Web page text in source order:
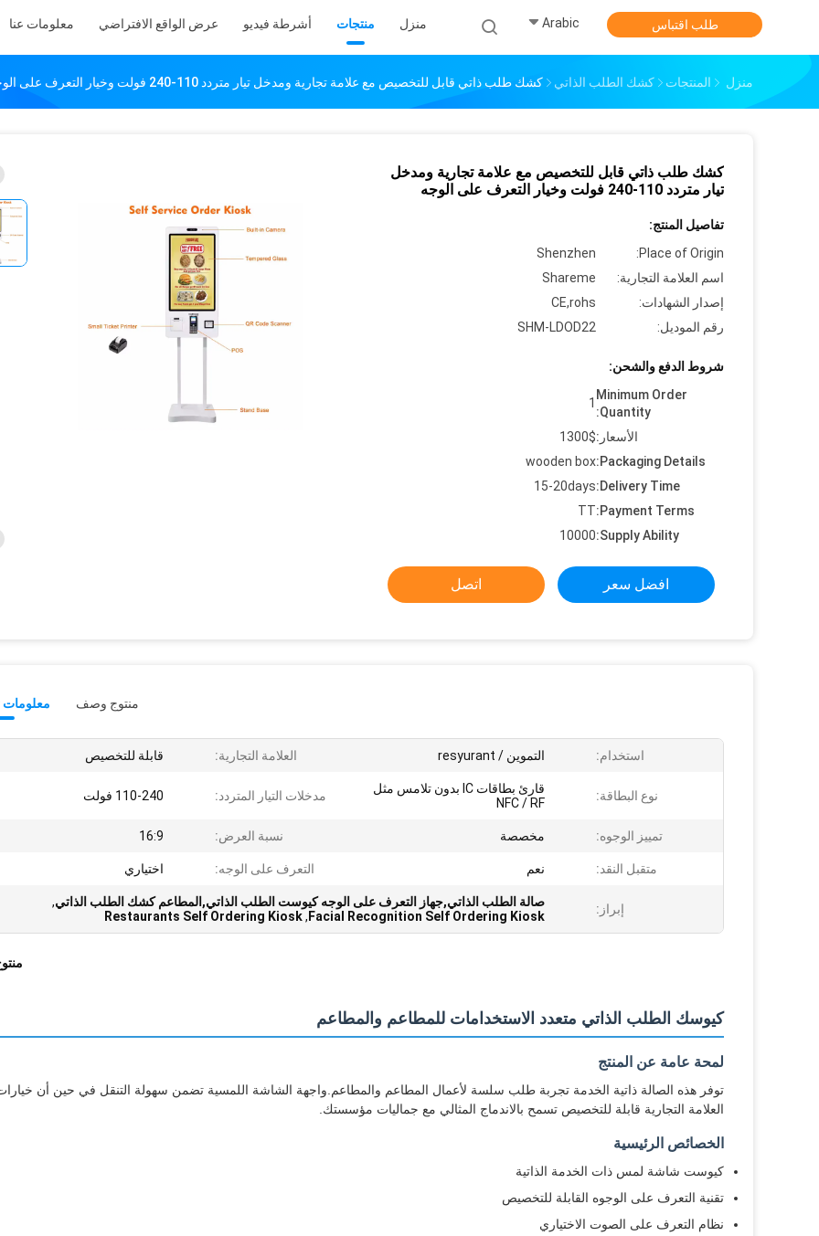
منزل منتجات أشرطة فيديو عرض الواقع الافتراضي معلومات عنا Arabic طلب اقتباس
منزل المنتجات كشك الطلب الذاتي كشك طلب ذاتي قابل للتخصيص مع علامة تجارية ومدخل تيار متردد 110-240 فولت وخيار التعرف على الوجه
كشك طلب ذاتي قابل للتخصيص مع علامة تجارية ومدخل
تيار متردد 110-240 فولت وخيار التعرف على الوجه
تفاصيل المنتج:
Place of Origin:
Shenzhen
اسم العلامة التجارية:
Shareme
إصدار الشهادات:
CE,rohs
رقم الموديل:
SHM-LDOD22
شروط الدفع والشحن:
Minimum Order
Quantity:
1
الأسعار:1300$
Packaging Details:
wooden box
Delivery Time:
15-20days
Payment Terms:
TT
Supply Ability:
10000
افضل سعر اتصل
معلومات منتوج وصف
استخدام: التموين / resyurant العلامة التجارية: قابلة للتخصيص
نوع البطاقة:
قارئ بطاقات IC بدون تلامس مثل
NFC / RF
مدخلات التيار المتردد: 110-240 فولت
تمييز الوجوه: مخصصة نسبة العرض: 16:9
متقبل النقد: نعم التعرف على الوجه: اختياري
إبراز: صالة الطلب الذاتي,جهاز التعرف على الوجه كيوست الطلب الذاتي,المطاعم كشك الطلب الذاتي,
Facial Recognition Self Ordering Kiosk
,
Restaurants Self Ordering Kiosk
كيوسك الطلب الذاتي متعدد الاستخدامات للمطاعم والمطاعم
لمحة عامة عن المنتج
توفر هذه الصالة ذاتية الخدمة تجربة طلب سلسة لأعمال المطاعم والمطاعم.واجهة الشاشة اللمسية تضمن سهولة التنقل في حين أن
العلامة التجارية قابلة للتخصيص تسمح بالاندماج المثالي مع جماليات مؤسستك.
الخصائص الرئيسية
كيوست شاشة لمس ذات الخدمة الذاتية
تقنية التعرف على الوجوه القابلة للتخصيص
نظام التعرف على الصوت الاختياري